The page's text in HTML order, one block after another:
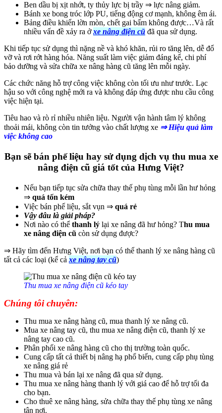
Ben dầu bị xịt nhớt, ty thủy lực bị trầy ⇒ lực nâng giảm.
Bánh xe bong tróc lớp PU, tiếng động cơ mạnh, không êm ái.
Bảng điều khiển lờn mòn, chết gai bấm không được…Và rất
nhiều vấn đề xảy ra ởxe nâng điện cũ đã qua sử dụng.
Khi tiếp tục sử dụng thì nặng nề và khó khăn, rủi ro tăng lên, dễ đổ
vỡ và rơi rớt hàng hóa. Năng suất làm việc giảm đáng kể, chi phí
bảo dưỡng và sửa chữa xe nâng hàng cũ tăng lên mỗi ngày.
Các chức năng hỗ trợ công việc không còn tối ưu như trước. Lạc
hậu so với công nghệ mới ra và không đáp ứng được nhu cầu công
việc hiện tại.
Tiêu hao và rò rỉ nhiều nhiên liệu. Người vận hành tâm lý không
thoải mái, không còn tin tưởng vào chất lượng xe ⇒ Hiệu quả làm
việc không cao
Bạn sẽ bán phế liệu hay sử dụng dịch vụ thu mua xe
nâng điện cũ giá tốt của Hưng Việt?
Nếu bạn tiếp tục sửa chữa thay thế phụ tùng mỗi lần hư hỏng
⇒ quá tốn kém
Việc bán phế liệu, sắt vụn ⇒ quá rẻ
Vậy đâu là giải pháp?
Nơi nào có thể thanh lý lại xe nâng đã hư hỏng? Thu mua
xe nâng điện cũ còn sử dụng được?
⇒ Hãy tìm đến Hưng Việt, nơi bạn có thể thanh lý xe nâng hàng cũ
tất cả các loại (kể cả xe nâng tay cũ)
Thu mua xe nâng điện cũ kéo tay
Chúng tôi chuyên:
Thu mua xe nâng hàng cũ, mua thanh lý xe nâng cũ.
Mua xe nâng tay cũ, thu mua xe nâng điện cũ, thanh lý xe
nâng tay cao cũ.
Phân phối xe nâng hàng cũ cho thị trường toàn quốc.
Cung cấp tất cả thiết bị nâng hạ phổ biến, cung cấp phụ tùng
xe nâng giá rẻ
Thu mua và bán lại xe nâng đã qua sử dụng.
Thu mua xe nâng hàng thanh lý với giá cao để hỗ trợ tối đa
cho bạn.
Cho thuê xe nâng hàng, sửa chữa thay thế phụ tùng xe nâng
tận nơi.